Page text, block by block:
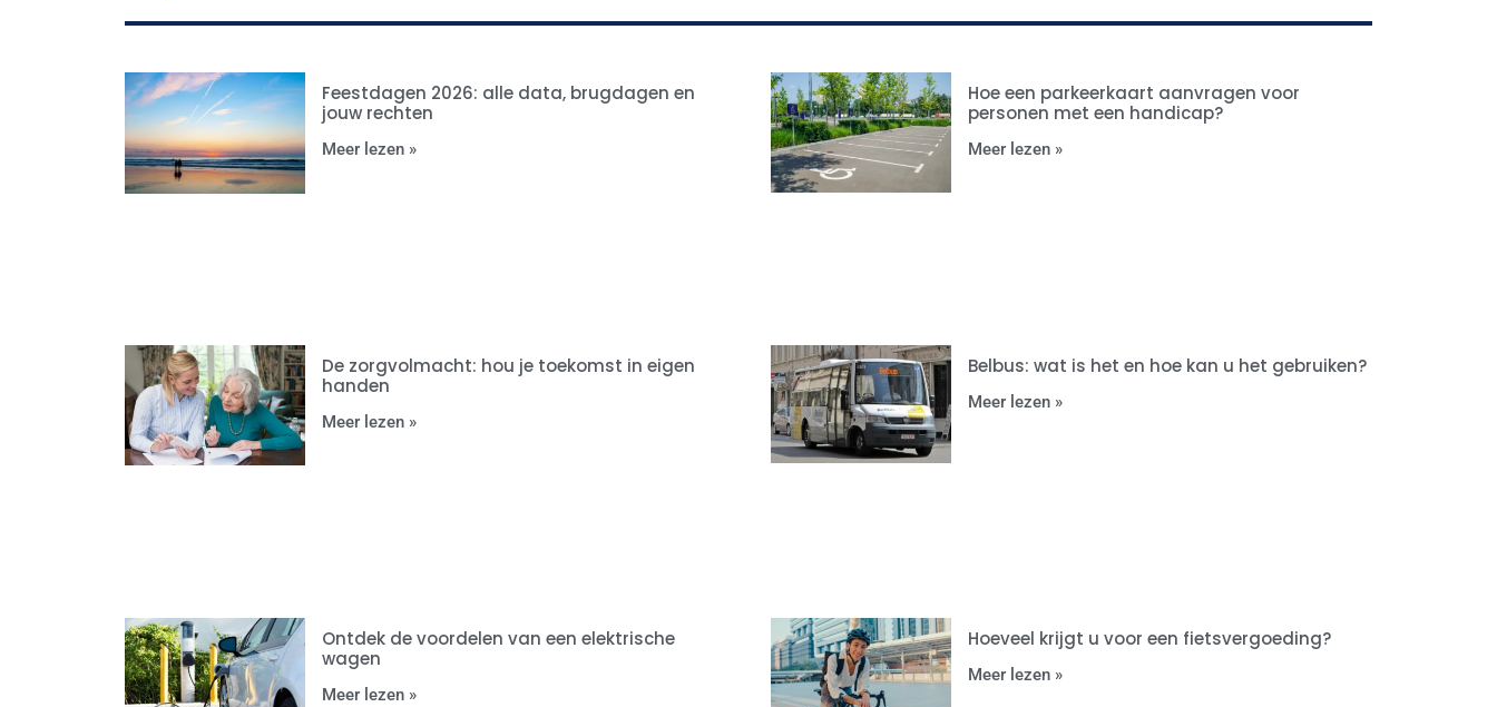
Feestdagen 2026: alle data, brugdagen en
jouw rechten
Meer lezen »
Hoe een parkeerkaart aanvragen voor
personen met een handicap?
Meer lezen »
De zorgvolmacht: hou je toekomst in eigen
handen
Meer lezen »
Belbus: wat is het en hoe kan u het gebruiken?
Meer lezen »
Ontdek de voordelen van een elektrische
wagen
Meer lezen »
Hoeveel krijgt u voor een fietsvergoeding?
Meer lezen »